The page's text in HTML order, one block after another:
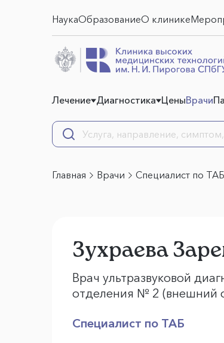
НаукаОбразованиеО клинике
Лечение Диагностика ЦеныВрачи
Главная Врачи Специалист по ТАБ
Зухраева
Врач ультразвуковой
отделения № 2 (внешний
Специалист по ТАБ